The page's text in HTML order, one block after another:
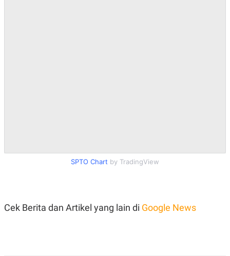
SPTO Chart by TradingView
Cek Berita dan Artikel yang lain di Google News